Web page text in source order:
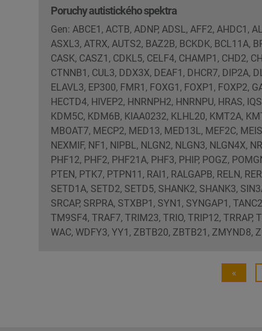
Poruchy autistického spektra
Gen: ABCE1, ACTB, ADNP, ADSL, AFF2, AHDC1,
ASXL3, ATRX, AUTS2, BAZ2B, BCKDK, BCL11A,
CASK, CASZ1, CDKL5, CELF4, CHAMP1, CHD2,
CTNNB1, CUL3, DDX3X, DEAF1, DHCR7, DIP2A,
ELAVL3, EP300, FMR1, FOXG1, FOXP1, FOXP2,
HECTD4, HIVEP2, HNRNPH2, HNRNPU, HRAS,
KDM5C, KDM6B, KIAA0232, KLHL20, KMT2A,
MBOAT7, MECP2, MED13, MED13L, MEF2C,
NEXMIF, NF1, NIPBL, NLGN2, NLGN3, NLGN4X,
PHF12, PHF2, PHF21A, PHF3, PHIP, POGZ,
PTEN, PTK7, PTPN11, RAI1, RALGAPB, RELN,
SETD1A, SETD2, SETD5, SHANK2, SHANK3,
SRCAP, SRPRA, STXBP1, SYN1, SYNGAP1,
TM9SF4, TRAF7, TRIM23, TRIO, TRIP12, TRRAP,
WAC, WDFY3, YY1, ZBTB20, ZBTB21, ZMYND8,
«